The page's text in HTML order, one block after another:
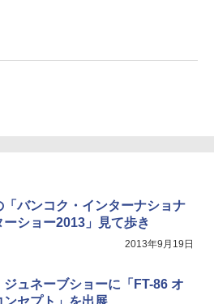
「バンコク・インターナショナ
ーショー2013」見て歩き
2013年9月19日
ジュネーブショーに「FT-86 オ
ンセプト」を出展